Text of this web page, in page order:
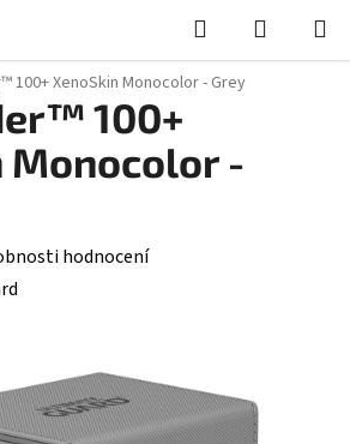
Hledat
KOŠÍK
100+ XenoSkin Monocolor - Grey
100+
Monocolor -
hodnocení